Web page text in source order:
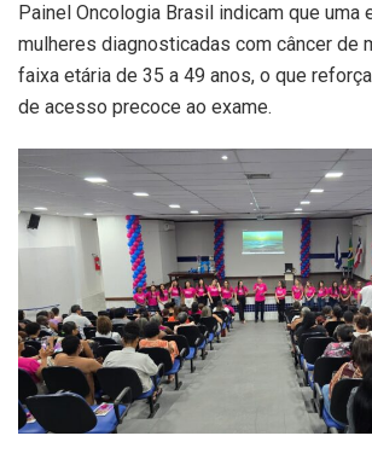
Painel Oncologia Brasil indicam que uma
mulheres diagnosticadas com câncer de
faixa etária de 35 a 49 anos, o que
de acesso precoce ao exame.